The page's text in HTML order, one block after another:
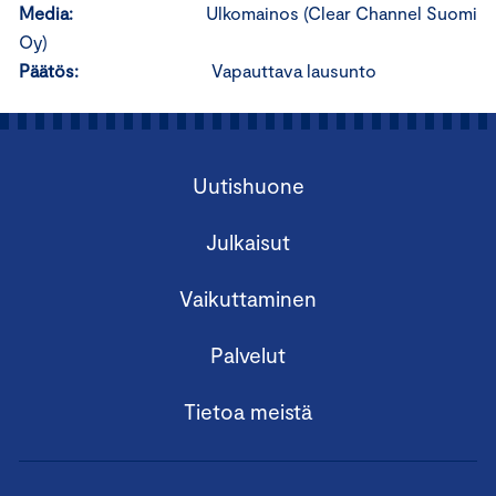
Media: Ulkomainos (Clear Channel Suomi
Oy)
Päätös: Vapauttava lausunto
Uutishuone
Julkaisut
Vaikuttaminen
Palvelut
Tietoa meistä